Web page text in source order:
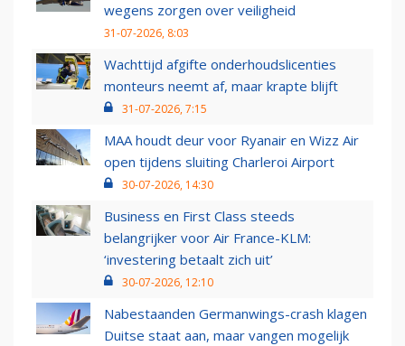
wegens zorgen over veiligheid
31-07-2026, 8:03
Wachttijd afgifte onderhoudslicenties
monteurs neemt af, maar krapte blijft
31-07-2026, 7:15
MAA houdt deur voor Ryanair en Wizz Air
open tijdens sluiting Charleroi Airport
30-07-2026, 14:30
Business en First Class steeds
belangrijker voor Air France-KLM:
‘investering betaalt zich uit’
30-07-2026, 12:10
Nabestaanden Germanwings-crash klagen
Duitse staat aan, maar vangen mogelijk